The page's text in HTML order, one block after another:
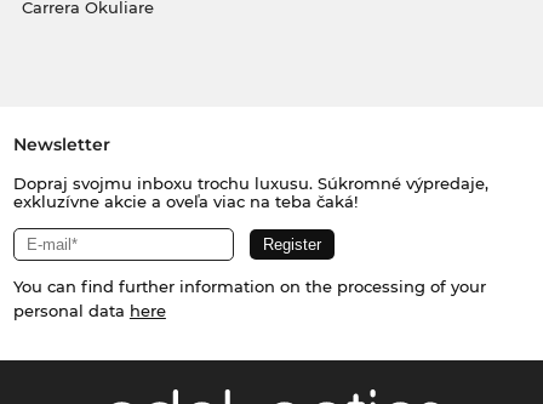
Carrera Okuliare
Newsletter
Dopraj svojmu inboxu trochu luxusu. Súkromné výpredaje,
exkluzívne akcie a oveľa viac na teba čaká!
You can find further information on the processing of your
personal data here